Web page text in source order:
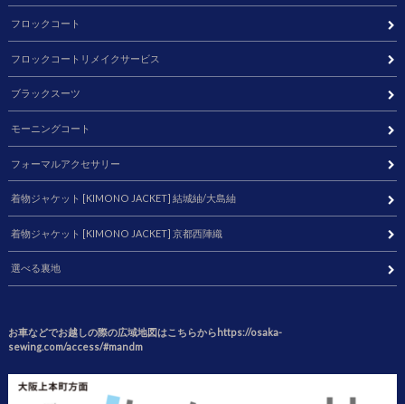
フロックコート
フロックコートリメイクサービス
ブラックスーツ
モーニングコート
フォーマルアクセサリー
着物ジャケット [KIMONO JACKET] 結城紬/大島紬
着物ジャケット [KIMONO JACKET] 京都西陣織
選べる裏地
お車などでお越しの際の広域地図はこちらからhttps://osaka-
sewing.com/access/#mandm